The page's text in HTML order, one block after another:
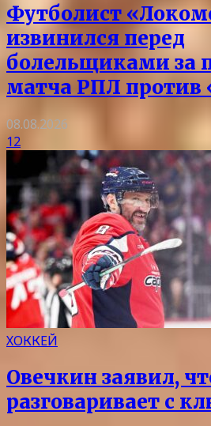
Футболист
извинился перед
болельщиками за
матча РПЛ против
08.08.2026
12
ХОККЕЙ
Овечкин заявил,
разговаривает с